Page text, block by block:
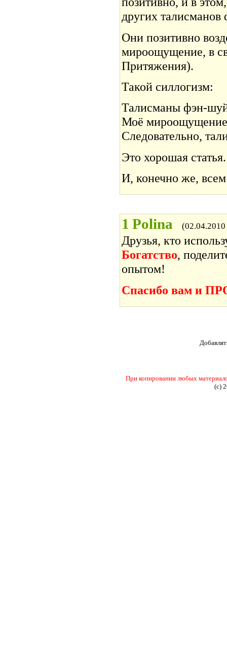
других
Они позитивно
мироощущение, в
Притяжения).
Такой силлогизм:
Талисманы фэн-
Моё мироощущение
Следовательно,
Это хорошая
И, конечно же, всем
1 Polina
Друзья, кто
Богатство,
опытом!
Спасибо вам и
При копировании любых
(c)